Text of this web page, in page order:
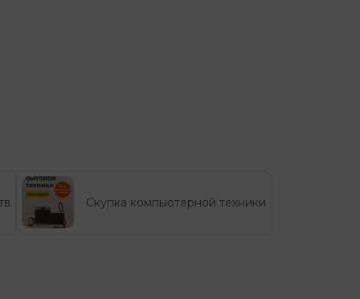
Скупка компьютерной техники